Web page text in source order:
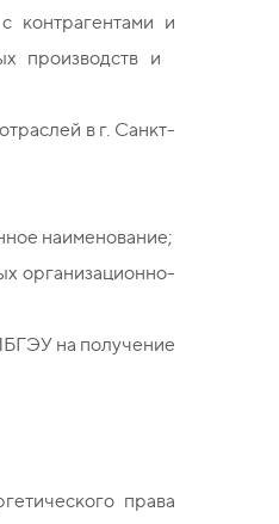
контрагентами и
производств и
в г. Санкт-
наименование;
организационно-
на получение
права